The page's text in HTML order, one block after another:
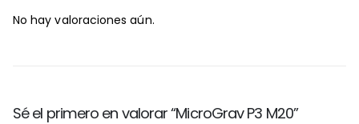
No hay valoraciones aún.
Sé el primero en valorar “MicroGrav P3 M20”